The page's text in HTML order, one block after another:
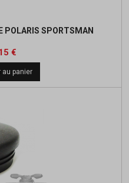
POLARIS SPORTSMAN
€Prix
de
base
au panier